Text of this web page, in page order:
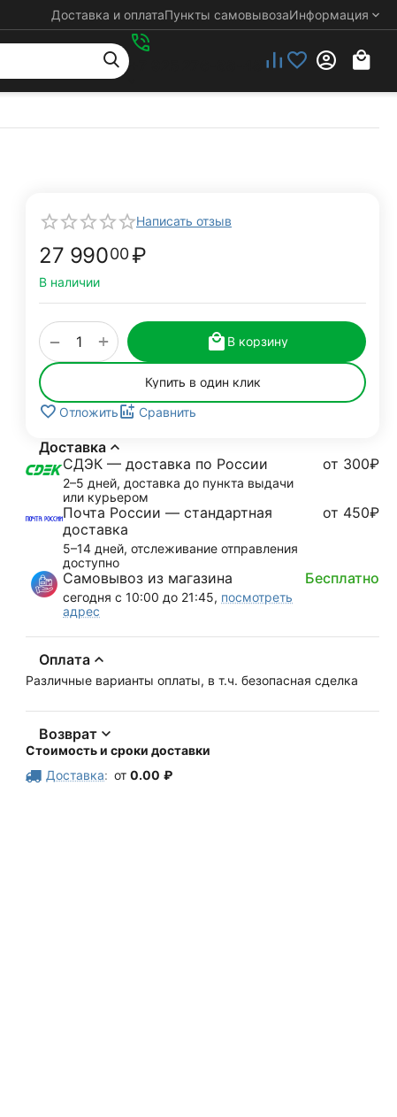
Доставка и оплатаПункты самовывозаИнформация
Написать отзыв
27 99000₽
В наличии
+
− В корзину
Купить в один клик
Отложить
Сравнить
Доставка
СДЭК — доставка по России
2–5 дней, доставка до пункта выдачи
или курьером
от 300₽
Почта России — стандартная
доставка
5–14 дней, отслеживание отправления
доступно
от 450₽
Самовывоз из магазина
сегодня с 10:00 до 21:45, посмотреть
адрес
Бесплатно
Оплата
Различные варианты оплаты, в т.ч. безопасная сделка
Возврат
Стоимость и сроки доставки
Доставка: от 0.00 ₽